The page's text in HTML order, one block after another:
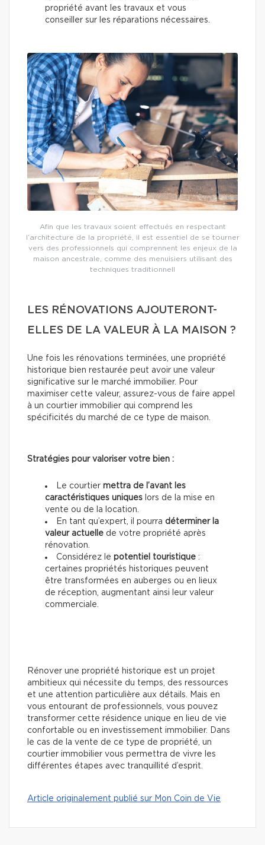
propriété avant les travaux et vous
conseiller sur les réparations nécessaires.
Afin que les travaux soient effectués en respectant
l’architecture de la propriété, il est essentiel de se tourner
vers des professionnels qui comprennent les enjeux de la
maison ancestrale, comme des menuisiers utilisant des
techniques traditionnell
LES RÉNOVATIONS AJOUTERONT-
ELLES DE LA VALEUR À LA MAISON ?
Une fois les rénovations terminées, une propriété
historique bien restaurée peut avoir une valeur
significative sur le marché immobilier. Pour
maximiser cette valeur, assurez-vous de faire appel
à un courtier immobilier qui comprend les
spécificités du marché de ce type de maison.
Stratégies pour valoriser votre bien :
Le courtier mettra de l’avant les
caractéristiques uniques lors de la mise en
vente ou de la location.
En tant qu’expert, il pourra déterminer la
valeur actuelle de votre propriété après
rénovation.
Considérez le potentiel touristique :
certaines propriétés historiques peuvent
être transformées en auberges ou en lieux
de réception, augmentant ainsi leur valeur
commerciale.
Rénover une propriété historique est un projet
ambitieux qui nécessite du temps, des ressources
et une attention particulière aux détails. Mais en
vous entourant de professionnels, vous pouvez
transformer cette résidence unique en lieu de vie
confortable ou en investissement immobilier. Dans
le cas de la vente de ce type de propriété, un
courtier immobilier vous permettra de vivre les
différentes étapes avec tranquillité d’esprit.
Article originalement publié sur Mon Coin de Vie